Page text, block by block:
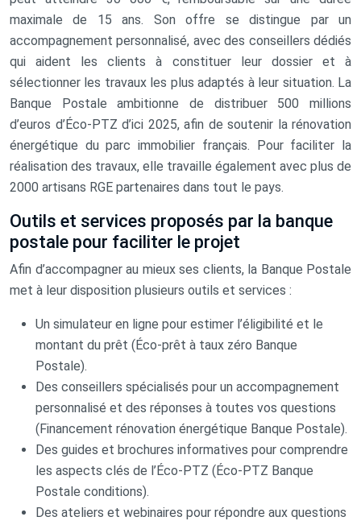
maximale de 15 ans. Son offre se distingue par un
accompagnement personnalisé, avec des conseillers dédiés
qui aident les clients à constituer leur dossier et à
sélectionner les travaux les plus adaptés à leur situation. La
Banque Postale ambitionne de distribuer 500 millions
d’euros d’Éco-PTZ d’ici 2025, afin de soutenir la rénovation
énergétique du parc immobilier français. Pour faciliter la
réalisation des travaux, elle travaille également avec plus de
2000 artisans RGE partenaires dans tout le pays.
Outils et services proposés par la banque
postale pour faciliter le projet
Afin d’accompagner au mieux ses clients, la Banque Postale
met à leur disposition plusieurs outils et services :
Un simulateur en ligne pour estimer l’éligibilité et le
montant du prêt (Éco-prêt à taux zéro Banque
Postale).
Des conseillers spécialisés pour un accompagnement
personnalisé et des réponses à toutes vos questions
(Financement rénovation énergétique Banque Postale).
Des guides et brochures informatives pour comprendre
les aspects clés de l’Éco-PTZ (Éco-PTZ Banque
Postale conditions).
Des ateliers et webinaires pour répondre aux questions